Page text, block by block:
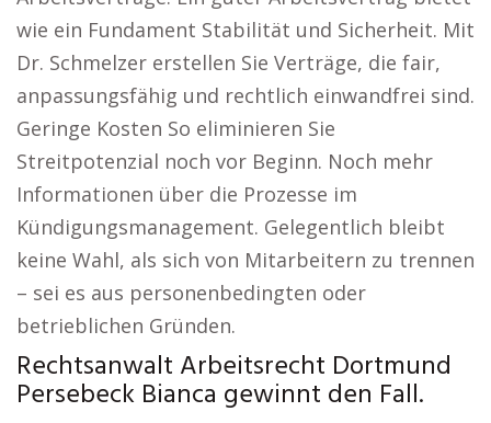
wie ein Fundament Stabilität und Sicherheit. Mit
Dr. Schmelzer erstellen Sie Verträge, die fair,
anpassungsfähig und rechtlich einwandfrei sind.
Geringe Kosten So eliminieren Sie
Streitpotenzial noch vor Beginn. Noch mehr
Informationen über die Prozesse im
Kündigungsmanagement. Gelegentlich bleibt
keine Wahl, als sich von Mitarbeitern zu trennen
– sei es aus personenbedingten oder
betrieblichen Gründen.
Rechtsanwalt Arbeitsrecht Dortmund
Persebeck Bianca gewinnt den Fall.